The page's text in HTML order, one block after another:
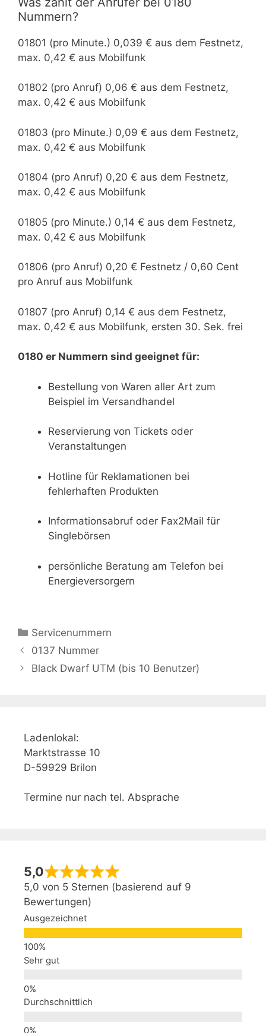
Nummern?
01801 (pro Minute.) 0,039 € aus dem Festnetz,
max. 0,42 € aus Mobilfunk
01802 (pro Anruf) 0,06 € aus dem Festnetz,
max. 0,42 € aus Mobilfunk
01803 (pro Minute.) 0,09 € aus dem Festnetz,
max. 0,42 € aus Mobilfunk
01804 (pro Anruf) 0,20 € aus dem Festnetz,
max. 0,42 € aus Mobilfunk
01805 (pro Minute.) 0,14 € aus dem Festnetz,
max. 0,42 € aus Mobilfunk
01806 (pro Anruf) 0,20 € Festnetz / 0,60 Cent
pro Anruf aus Mobilfunk
01807 (pro Anruf) 0,14 € aus dem Festnetz,
max. 0,42 € aus Mobilfunk, ersten 30. Sek. frei
0180 er Nummern sind geeignet für:
Bestellung von Waren aller Art zum
Beispiel im Versandhandel
Reservierung von Tickets oder
Veranstaltungen
Hotline für Reklamationen bei
fehlerhaften Produkten
Informationsabruf oder Fax2Mail für
Singlebörsen
persönliche Beratung am Telefon bei
Energieversorgern
Kategorien
Servicenummern
0137 Nummer
Black Dwarf UTM (bis 10 Benutzer)
Ladenlokal:
Marktstrasse 10
D-59929 Brilon
Termine nur nach tel. Absprache
5,0
5,0 von 5 Sternen (basierend auf 9
Bewertungen)
Ausgezeichnet
Sehr gut
Durchschnittlich